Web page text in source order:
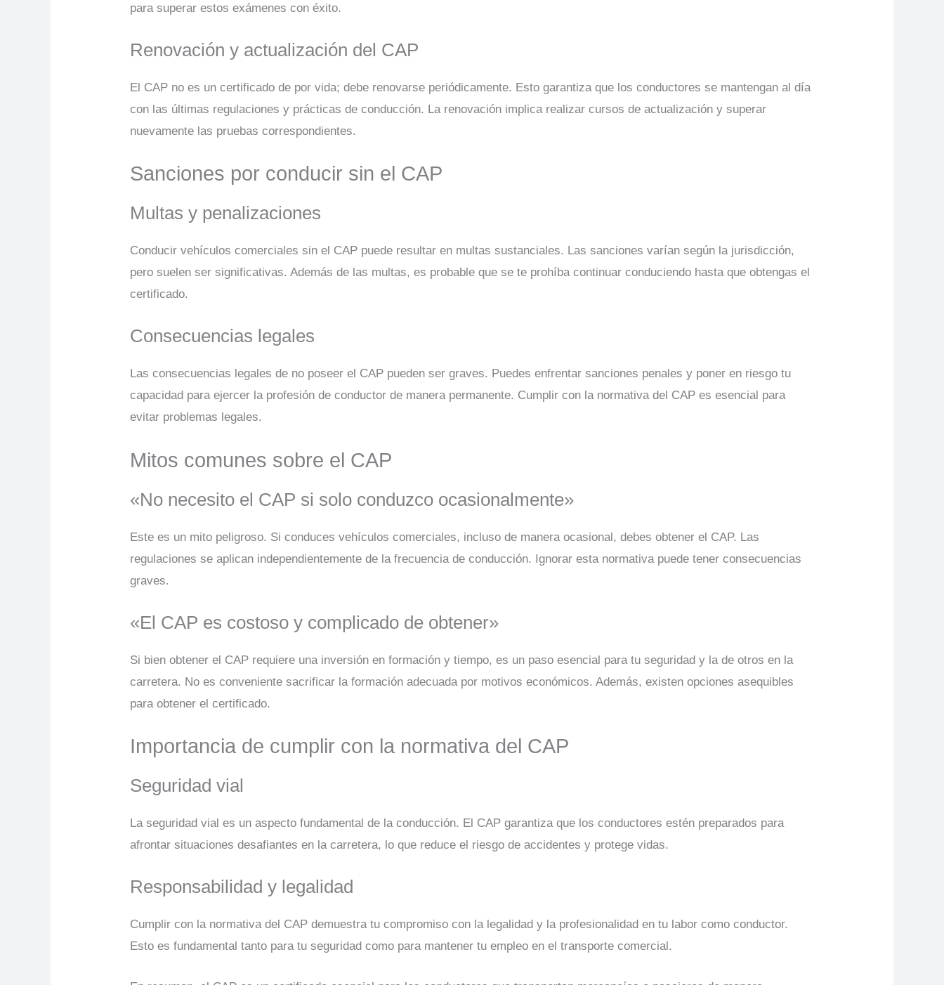
para superar estos exámenes con éxito.
Renovación y actualización del CAP
El CAP no es un certificado de por vida; debe renovarse periódicamente. Esto garantiza que los conductores se mantengan al día
con las últimas regulaciones y prácticas de conducción. La renovación implica realizar cursos de actualización y superar
nuevamente las pruebas correspondientes.
Sanciones por conducir sin el CAP
Multas y penalizaciones
Conducir vehículos comerciales sin el CAP puede resultar en multas sustanciales. Las sanciones varían según la jurisdicción,
pero suelen ser significativas. Además de las multas, es probable que se te prohíba continuar conduciendo hasta que obtengas el
certificado.
Consecuencias legales
Las consecuencias legales de no poseer el CAP pueden ser graves. Puedes enfrentar sanciones penales y poner en riesgo tu
capacidad para ejercer la profesión de conductor de manera permanente. Cumplir con la normativa del CAP es esencial para
evitar problemas legales.
Mitos comunes sobre el CAP
«No necesito el CAP si solo conduzco ocasionalmente»
Este es un mito peligroso. Si conduces vehículos comerciales, incluso de manera ocasional, debes obtener el CAP. Las
regulaciones se aplican independientemente de la frecuencia de conducción. Ignorar esta normativa puede tener consecuencias
graves.
«El CAP es costoso y complicado de obtener»
Si bien obtener el CAP requiere una inversión en formación y tiempo, es un paso esencial para tu seguridad y la de otros en la
carretera. No es conveniente sacrificar la formación adecuada por motivos económicos. Además, existen opciones asequibles
para obtener el certificado.
Importancia de cumplir con la normativa del CAP
Seguridad vial
La seguridad vial es un aspecto fundamental de la conducción. El CAP garantiza que los conductores estén preparados para
afrontar situaciones desafiantes en la carretera, lo que reduce el riesgo de accidentes y protege vidas.
Responsabilidad y legalidad
Cumplir con la normativa del CAP demuestra tu compromiso con la legalidad y la profesionalidad en tu labor como conductor.
Esto es fundamental tanto para tu seguridad como para mantener tu empleo en el transporte comercial.